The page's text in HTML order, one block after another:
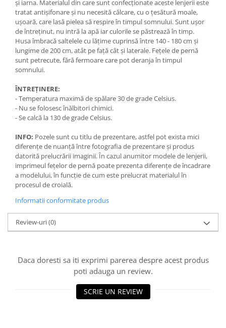
și iarna. Materialul din care sunt confecționate aceste lenjerii este
tratat antișifonare și nu necesită călcare, cu o țesătură moale,
ușoară, care lasă pielea să respire în timpul somnului. Sunt ușor
de întreținut, nu intră la apă iar culorile se păstrează în timp.
Husa îmbracă saltelele cu lățime cuprinsă între 140 - 180 cm și
lungime de 200 cm, atât pe față cât și laterale. Fețele de pernă
sunt petrecute, fără fermoare care pot deranja în timpul
somnului.
ÎNTREȚINERE:
- Temperatura maximă de spălare 30 de grade Celsius.
- Nu se folosesc înălbitori chimici.
- Se calcă la 130 de grade Celsius.
INFO: Pozele sunt cu titlu de prezentare, astfel pot exista mici
diferențe de nuanță între fotografia de prezentare și produs
datorită prelucrării imaginii. În cazul anumitor modele de lenjerii,
imprimeul fețelor de pernă poate prezenta diferențe de încadrare
a modelului, în funcție de cum este prelucrat materialul în
procesul de croială.
Informatii conformitate produs
Review-uri(0)
Daca doresti sa iti exprimi parerea despre acest produs
poti adauga un review.
SCRIE UN REVIEW